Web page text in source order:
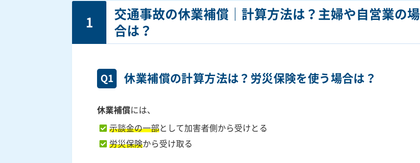
1
交通事故の休業補償｜計算方法は？主婦や自営業の場
合は？
Q1 休業補償の計算方法は？労災保険を使う場合は？
休業補償には、
示談金の一部として加害者側から受けとる
労災保険から受け取る